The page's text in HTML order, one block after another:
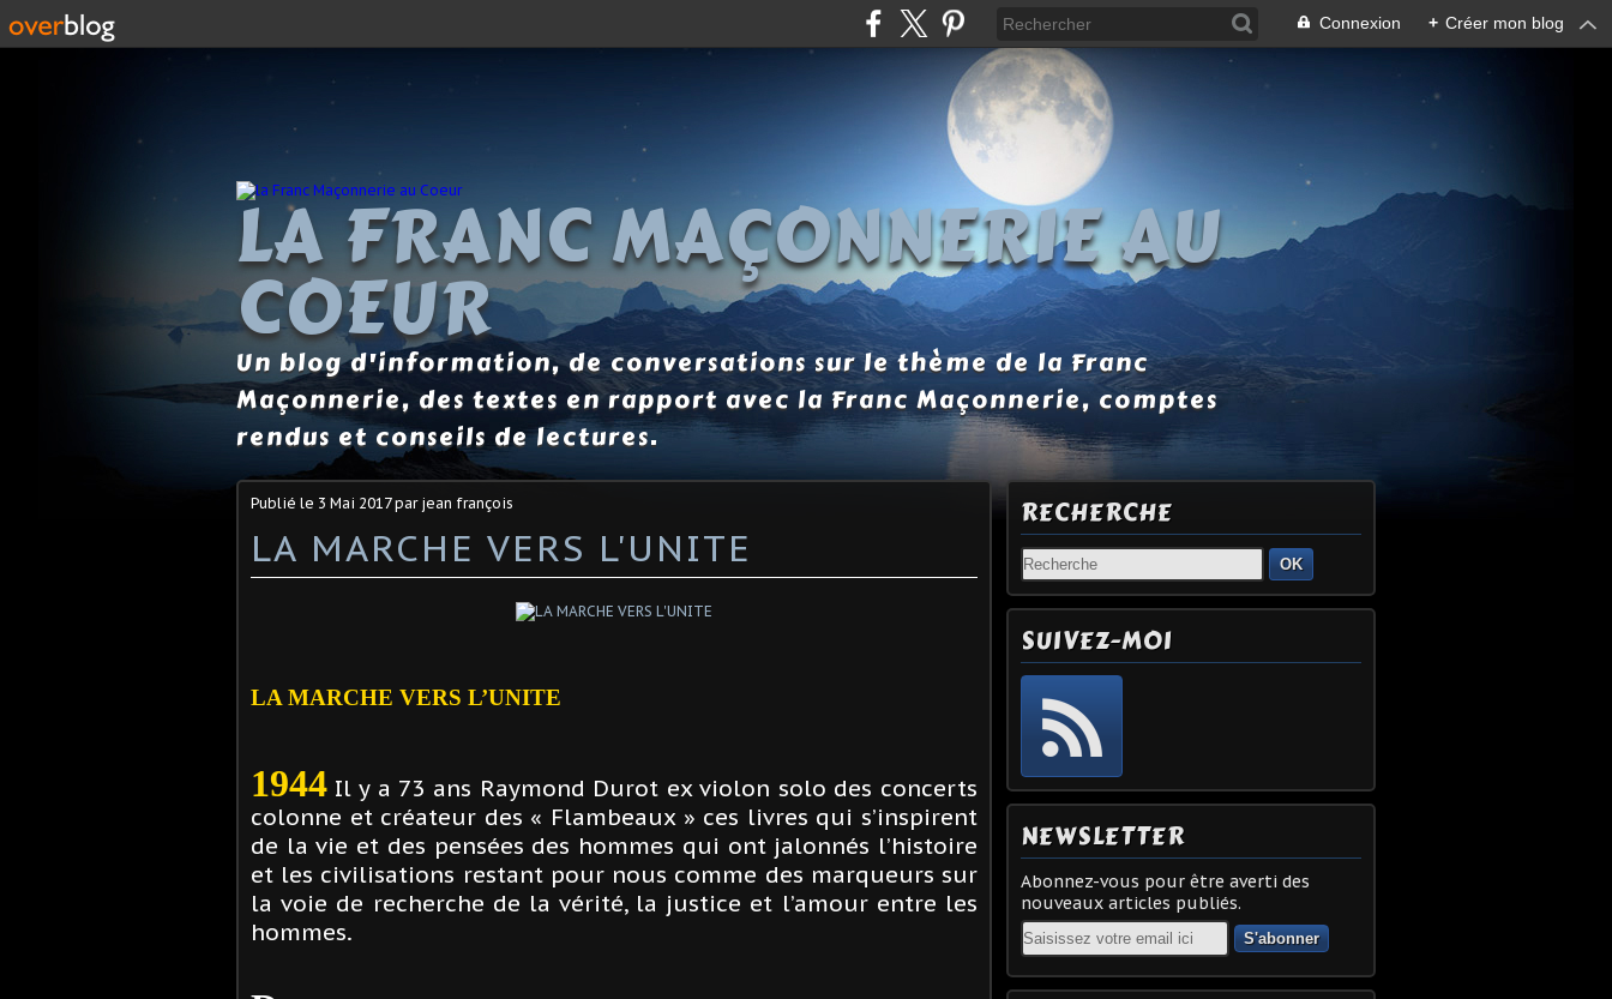
Connexion + Créer mon blog
LA FRANC MAÇONNERIE AU
COEUR
Un blog d'information, de conversations sur le thème de la Franc
Maçonnerie, des textes en rapport avec la Franc Maçonnerie, comptes
rendus et conseils de lectures.
Publié le 3 Mai 2017par jean françois
LA MARCHE VERS L'UNITE
LA MARCHE VERS L’UNITE
1944 Il y a 73 ans Raymond Durot ex violon solo des concerts
colonne et créateur des « Flambeaux » ces livres qui s’inspirent
de la vie et des pensées des hommes qui ont jalonnés l’histoire
et les civilisations restant pour nous comme des marqueurs sur
la voie de recherche de la vérité, la justice et l’amour entre les
hommes.
RECHERCHE
OK
SUIVEZ-MOI
NEWSLETTER
Abonnez-vous pour être averti des
nouveaux articles publiés.
Email